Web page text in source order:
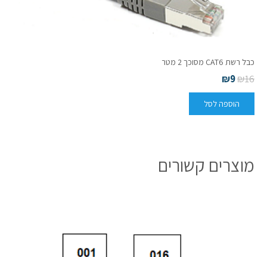
כבל רשת CAT6 מסוכך 2 מטר
₪16
₪9
הוספה לסל
מוצרים קשורים